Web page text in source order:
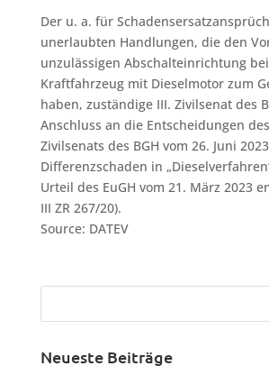
Der u. a. für
unerlaubten Handlungen, die den
unzulässigen Abschalteinrichtung
Kraftfahrzeug mit Dieselmotor zum
haben, zuständige III. Zivilsenat des
Anschluss an die Entscheidungen
Zivilsenats des BGH vom 26. Juni
Differenzschaden in
Urteil des EuGH vom 21. März 2023
III ZR 267/20).
Source: DATEV
Neueste Beiträge